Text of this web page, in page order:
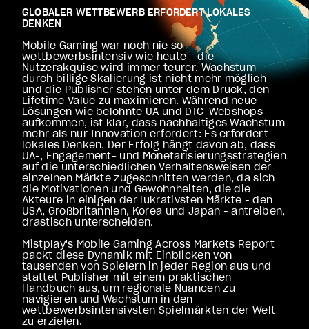
GLOBALER WETTBEWERB ERFORDERT LOKALES
DENKEN
Mobile Gaming war noch nie so
wettbewerbsintensiv wie heute - die
Nutzerakquise wird immer teurer, Wachstum
durch billige Skalierung ist nicht mehr möglich
und die Publisher stehen unter dem Druck, den
Lifetime Value zu maximieren. Während neue
Lösungen wie belohnte UA und DTC-Webshops
aufkommen, ist klar, dass nachhaltiges Wachstum
mehr als nur Innovation erfordert: Es erfordert
lokales Denken. Der Erfolg hängt davon ab, dass
UA-, Engagement- und Monetarisierungsstrategien
auf die unterschiedlichen Verhaltensweisen der
einzelnen Märkte zugeschnitten werden, da sich
die Motivationen und Gewohnheiten, die die
Akteure in einigen der lukrativsten Märkte - den
USA, Großbritannien, Korea und Japan - antreiben,
drastisch unterscheiden.
Mistplay's Mobile Gaming Across Markets Report
packt diese Dynamik mit Einblicken von
tausenden von Spielern in jeder Region aus und
stattet Publisher mit einem praktischen
Handbuch aus, um regionale Nuancen zu
navigieren und Wachstum in den
wettbewerbsintensivsten Spielmärkten der Welt
zu erzielen.